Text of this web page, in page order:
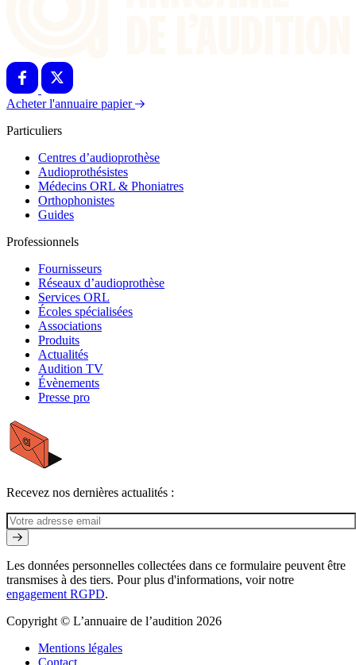
Acheter l'annuaire papier
Particuliers
Centres d’audioprothèse
Audioprothésistes
Médecins ORL & Phoniatres
Orthophonistes
Guides
Professionnels
Fournisseurs
Réseaux d’audioprothèse
Services ORL
Écoles spécialisées
Associations
Produits
Actualités
Audition TV
Évènements
Presse pro
Recevez nos dernières actualités :
Les données personnelles collectées dans ce formulaire peuvent être
transmises à des tiers. Pour plus d'informations, voir notre
engagement RGPD.
Copyright © L’annuaire de l’audition 2026
Mentions légales
Contact